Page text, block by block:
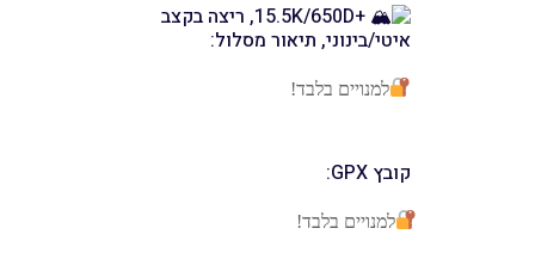
+15.5K/650D, ריצה בקצב
איטי/בינוני, תיאור מסלול:
למנויים בלבד!
קובץ GPX:
למנויים בלבד!